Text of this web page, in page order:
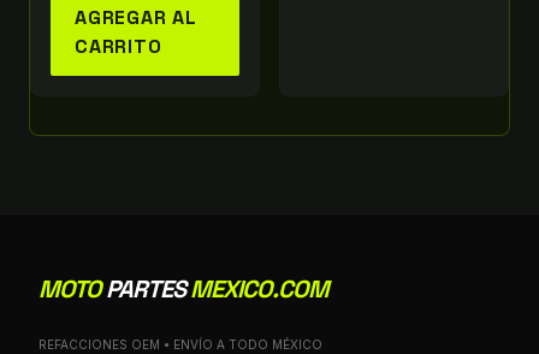
AGREGAR AL
CARRITO
MOTOPARTESMEXICO.COM
REFACCIONES OEM • ENVÍO A TODO MÉXICO